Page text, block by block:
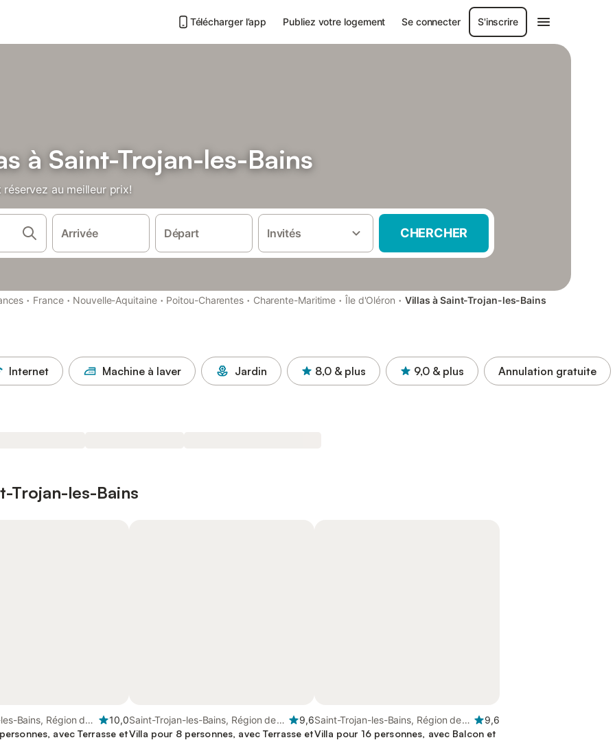
Télécharger l’app Publiez votre logement Se connecter S'inscrire
à Saint-Trojan-les-Bains
au meilleur prix!
Arrivée Départ Invités CHERCHER
· France · Nouvelle-Aquitaine · Poitou-Charentes · Charente-Maritime · Île d'Oléron · Villas à Saint-Trojan-les-Bains
Internet Machine à laver Jardin 8,0 & plus 9,0 & plus Annulation gratuite
Trojan-les-Bains
Bains, Région de
10,0
avec Terrasse et
Saint-Trojan-les-Bains, Région de
Rochefort
9,6
Villa pour 8 personnes, avec Terrasse et
Saint-Trojan-les-Bains, Région de
Rochefort
9,6
Villa pour 16 personnes, avec Balcon et